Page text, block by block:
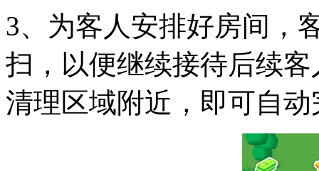
3、为客人安排好房间，
扫，以便继续接待后续
清理区域附近，即可自